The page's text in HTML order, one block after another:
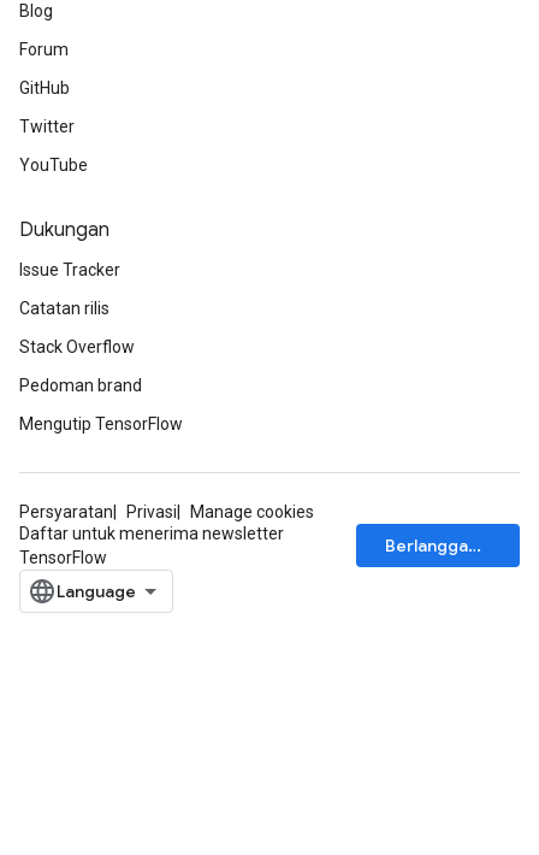
Blog
Forum
GitHub
Twitter
YouTube
Dukungan
Issue Tracker
Catatan rilis
Stack Overflow
Pedoman brand
Mengutip TensorFlow
Persyaratan Privasi
Manage cookies
Daftar untuk menerima newsletter
TensorFlow
Berlangganan